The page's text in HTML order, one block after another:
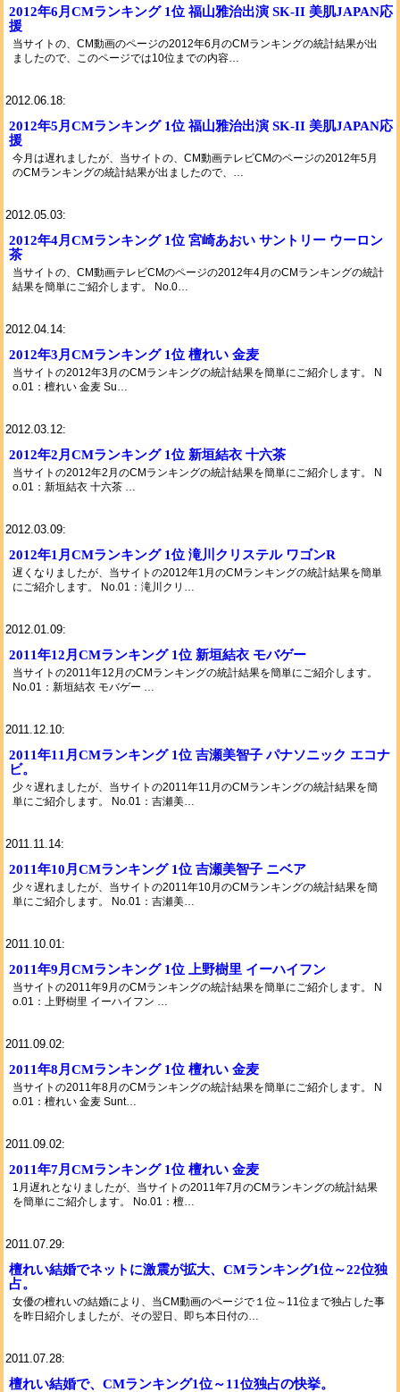
2012年6月CMランキング 1位 福山雅治出演 SK-II 美肌JAPAN応
援
当サイトの、CM動画のページの2012年6月のCMランキングの統計結果が出
ましたので、このページでは10位までの内容…
2012.06.18:
2012年5月CMランキング 1位 福山雅治出演 SK-II 美肌JAPAN応
援
今月は遅れましたが、当サイトの、CM動画テレビCMのページの2012年5月
のCMランキングの統計結果が出ましたので、…
2012.05.03:
2012年4月CMランキング 1位 宮崎あおい サントリー ウーロン
茶
当サイトの、CM動画テレビCMのページの2012年4月のCMランキングの統計
結果を簡単にご紹介します。 No.0…
2012.04.14:
2012年3月CMランキング 1位 檀れい 金麦
当サイトの2012年3月のCMランキングの統計結果を簡単にご紹介します。 N
o.01：檀れい 金麦 Su…
2012.03.12:
2012年2月CMランキング 1位 新垣結衣 十六茶
当サイトの2012年2月のCMランキングの統計結果を簡単にご紹介します。 N
o.01：新垣結衣 十六茶 …
2012.03.09:
2012年1月CMランキング 1位 滝川クリステル ワゴンR
遅くなりましたが、当サイトの2012年1月のCMランキングの統計結果を簡単
にご紹介します。 No.01：滝川クリ…
2012.01.09:
2011年12月CMランキング 1位 新垣結衣 モバゲー
当サイトの2011年12月のCMランキングの統計結果を簡単にご紹介します。
No.01：新垣結衣 モバゲー …
2011.12.10:
2011年11月CMランキング 1位 吉瀬美智子 パナソニック エコナ
ビ。
少々遅れましたが、当サイトの2011年11月のCMランキングの統計結果を簡
単にご紹介します。 No.01：吉瀬美…
2011.11.14:
2011年10月CMランキング 1位 吉瀬美智子 ニベア
少々遅れましたが、当サイトの2011年10月のCMランキングの統計結果を簡
単にご紹介します。 No.01：吉瀬美…
2011.10.01:
2011年9月CMランキング 1位 上野樹里 イーハイフン
当サイトの2011年9月のCMランキングの統計結果を簡単にご紹介します。 N
o.01：上野樹里 イーハイフン …
2011.09.02:
2011年8月CMランキング 1位 檀れい 金麦
当サイトの2011年8月のCMランキングの統計結果を簡単にご紹介します。 N
o.01：檀れい 金麦 Sunt…
2011.09.02:
2011年7月CMランキング 1位 檀れい 金麦
1月遅れとなりましたが、当サイトの2011年7月のCMランキングの統計結果
を簡単にご紹介します。 No.01：檀…
2011.07.29:
檀れい結婚でネットに激震が拡大、CMランキング1位～22位独
占。
女優の檀れいの結婚により、当CM動画のページで１位～11位まで独占した事
を昨日紹介しましたが、その翌日、即ち本日付の…
2011.07.28:
檀れい結婚で、CMランキング1位～11位独占の快挙。